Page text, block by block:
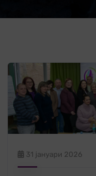
31 јануари 2026